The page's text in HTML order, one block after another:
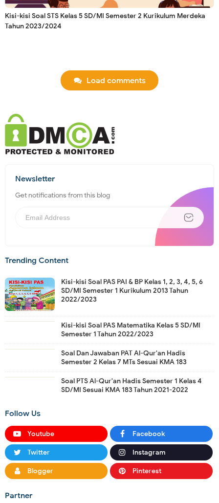
Kisi-kisi Soal STS Kelas 5 SD/MI Semester 2 Kurikulum Merdeka
Tahun 2023/2024
Load comments
Newsletter
Get notifications from this blog
Trending Content
Kisi-kisi Soal PAS PAI & BP Kelas 1, 2, 3, 4, 5, 6
SD/MI Semester 1 Kurikulum 2013 Tahun
2022/2023
Kisi-kisi Soal PAS Matematika Kelas 5 SD/MI
Semester 1 Tahun 2022/2023
Soal Dan Jawaban PAT Al-Qur'an Hadis
Semester 2 Kelas 7 MTs Sesuai KMA 183
Soal PTS Al-Qur'an Hadis Semester 1 Kelas 4
SD/MI Sesuai KMA 183 Tahun 2021-2022
Follow Us
Youtube Facebook
Twitter Instagram
Blogger Pinterest
Partner